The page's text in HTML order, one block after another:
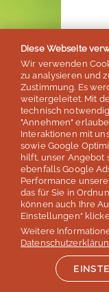
für
Für
die
Diese Webseite
Wir verwenden
zu analysieren und
Zustimmung. Es
weitergeleitet. Mit
technisch
"Annehmen"
Interaktionen mit
sowie Google
hilft, unser Angebot
ebenfalls Google
Performance
das für Sie in
können auch Ihre
Einstellungen“
Weitere